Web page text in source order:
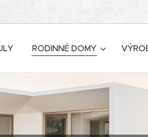
RODINNÉ DOMY